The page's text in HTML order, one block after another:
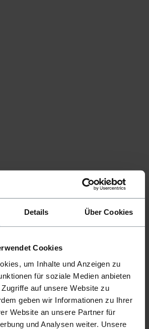
Details Über Cookies
Cookies
um Inhalte und Anzeigen zu
für soziale Medien anbieten
auf unsere Website zu
geben wir Informationen zu Ihrer
Website an unsere Partner für
und Analysen weiter. Unsere
///Nägel// Coilnägel
DRAHT COIL